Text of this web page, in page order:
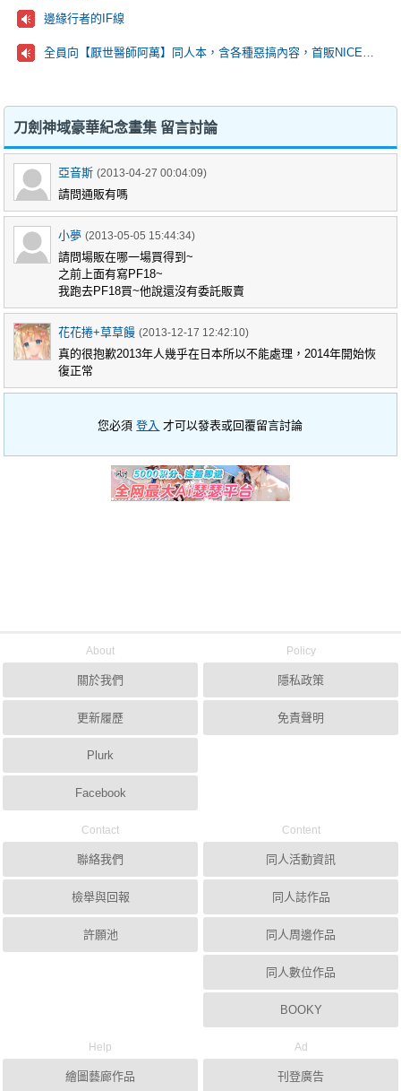
邊緣行者的IF線
全員向【厭世醫師阿萬】同人本，含各種惡搞內容，首販NICE場D42~!
刀劍神域豪華紀念畫集 留言討論
亞音斯 (2013-04-27 00:04:09)
請問通販有嗎
小夢 (2013-05-05 15:44:34)
請問場販在哪一場買得到~
之前上面有寫PF18~
我跑去PF18買~他說還沒有委託販賣
花花捲+草草饅 (2013-12-17 12:42:10)
真的很抱歉2013年人幾乎在日本所以不能處理，2014年開始恢
復正常
您必須登入 才可以發表或回覆留言討論
About
關於我們
更新履歷
Plurk
Facebook
Policy
隱私政策
免責聲明
Contact
聯絡我們
檢舉與回報
許願池
Content
同人活動資訊
同人誌作品
同人周邊作品
同人數位作品
BOOKY
Help
繪圖藝廊作品
Ad
刊登廣告